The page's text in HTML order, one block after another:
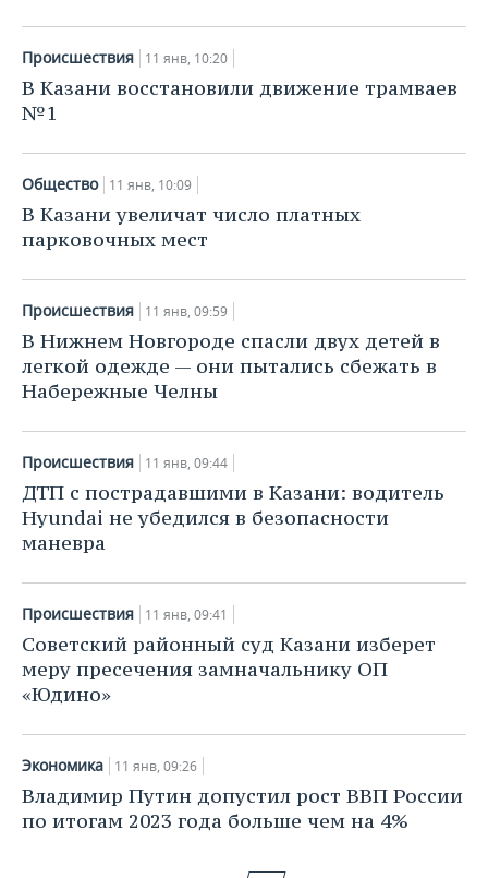
Происшествия 11 янв, 10:20
В Казани восстановили движение трамваев
№1
Общество 11 янв, 10:09
В Казани увеличат число платных
парковочных мест
Происшествия 11 янв, 09:59
В Нижнем Новгороде спасли двух детей в
легкой одежде — они пытались сбежать в
Набережные Челны
Происшествия 11 янв, 09:44
ДТП с пострадавшими в Казани: водитель
Hyundai не убедился в безопасности
маневра
Происшествия 11 янв, 09:41
Советский районный суд Казани изберет
меру пресечения замначальнику ОП
«Юдино»
Экономика 11 янв, 09:26
Владимир Путин допустил рост ВВП России
по итогам 2023 года больше чем на 4%